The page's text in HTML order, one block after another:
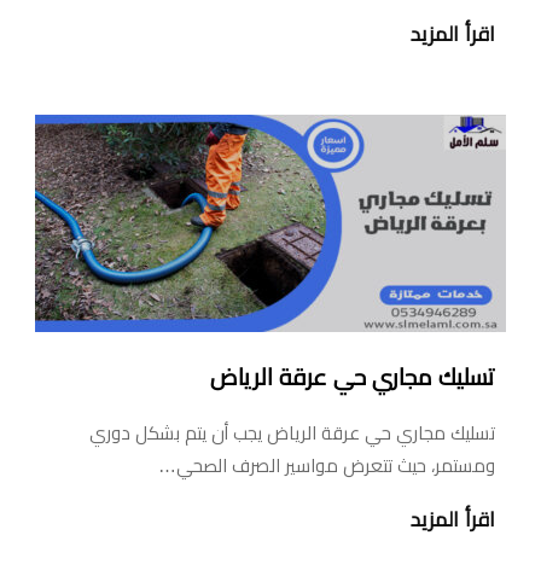
اقرأ المزيد
تسليك مجاري حي عرقة الرياض
تسليك مجاري حي عرقة الرياض يجب أن يتم بشكل دوري
ومستمر، حيث تتعرض مواسير الصرف الصحي…
اقرأ المزيد